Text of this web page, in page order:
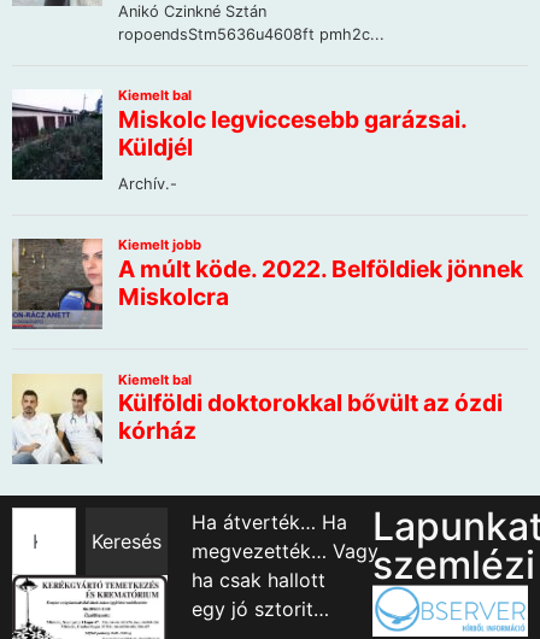
Keresés
Ha átverték… Ha
megvezették… Vagy
ha csak hallott
egy jó sztorit…
szemlézi